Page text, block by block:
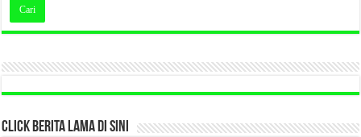
CLICK BERITA LAMA DI SINI